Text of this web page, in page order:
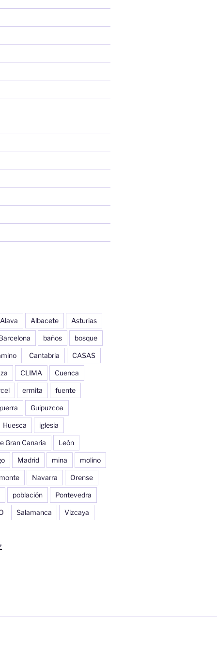
Alava Albacete Asturias
baños bosque
Cantabria CASAS
CLIMA Cuenca
ermita fuente
Guipuzcoa
Huesca iglesia
Gran Canaria León
Madrid mina molino
monte Navarra Orense
población Pontevedra
Salamanca Vizcaya